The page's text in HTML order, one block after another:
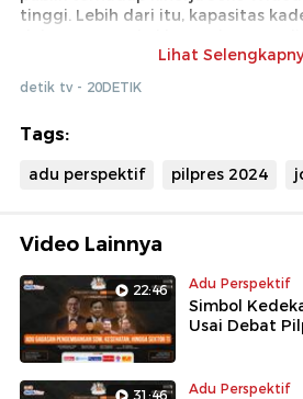
tinggi. Lebih dari itu, kapasitas
acap kali dianggap 'sakti' hingga
'penentu' arah pertempuran politik
mendatang.
Lihat
detik tv - 20DETIK
Tags:
adu perspektif pilpres 2024
Video Lainnya
22:46 Adu Perspektif
Simbol
Usai Debat
31:46 Adu Perspektif